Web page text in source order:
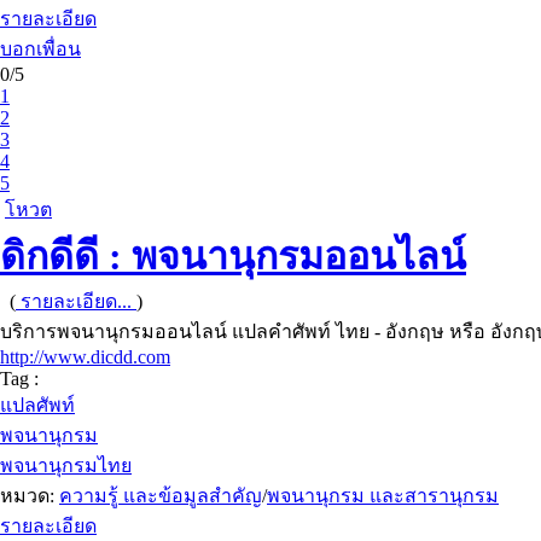
รายละเอียด
บอกเพื่อน
0/5
1
2
3
4
5
โหวต
ดิกดีดี : พจนานุกรมออนไลน์
( รายละเอียด... )
บริการพจนานุกรมออนไลน์ แปลคำศัพท์ ไทย - อังกฤษ หรือ อังกฤ
http://www.dicdd.com
Tag :
แปลศัพท์
พจนานุกรม
พจนานุกรมไทย
หมวด: ความรู้ และข้อมูลสำคัญ/พจนานุกรม และสารานุกรม
รายละเอียด